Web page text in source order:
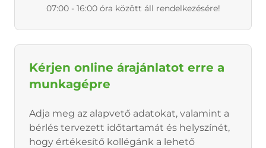
07:00 - 16:00 óra között áll rendelkezésére!
Kérjen online árajánlatot erre a
munkagépre
Adja meg az alapvető adatokat, valamint a
bérlés tervezett időtartamát és helyszínét,
hogy értékesítő kollégánk a lehető